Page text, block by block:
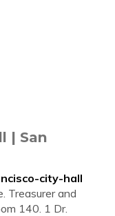
| San
city-hall
Treasurer and
140. 1 Dr.